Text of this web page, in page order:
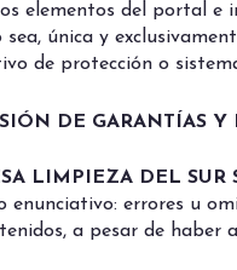
elementos del portal e
sea, única y
de protección o
DE GARANTÍAS Y
LIMPIEZA DEL SUR
enunciativo: errores u
a pesar de